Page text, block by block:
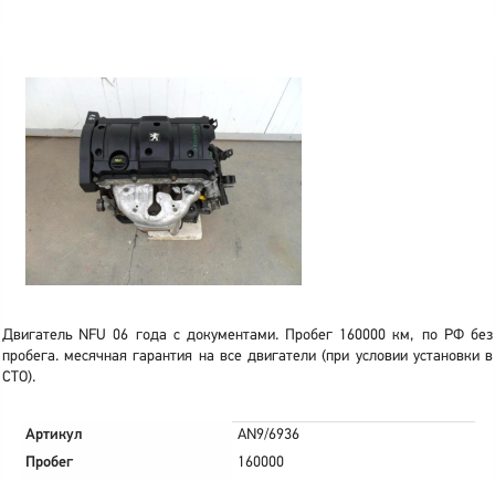
Двигатель NFU 06 года с документами. Пробег 160000 км, по РФ без
пробега. месячная гарантия на все двигатели (при условии установки в
СТО).
Артикул
AN9/6936
Пробег
160000